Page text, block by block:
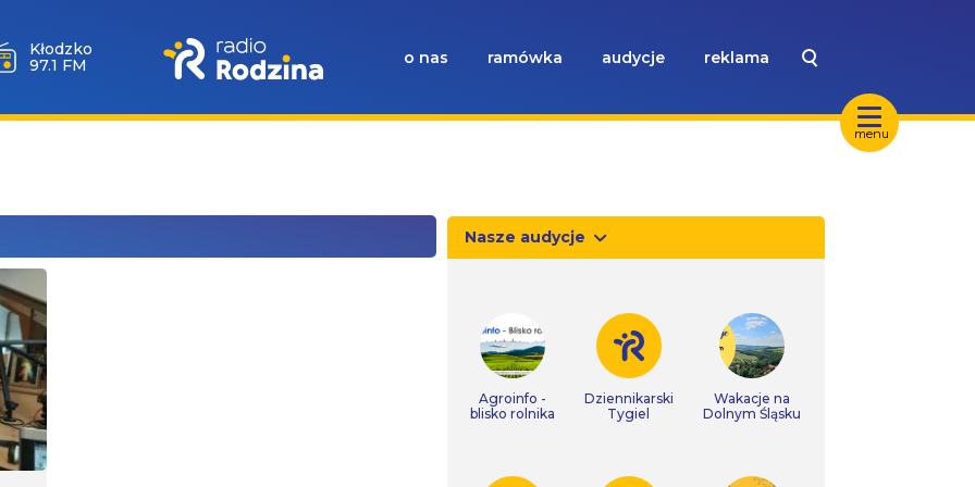
menu
Wołów
99.6 FM
o nas ramówka audycje reklama
Nasze audycje
Agroinfo -
blisko rolnika
Dziennikarski
Tygiel
Wakacje na
Dolnym Śląsku